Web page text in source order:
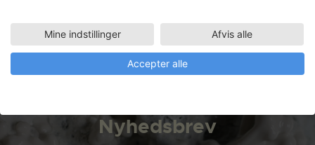
Nyhedsbrev
Mine indstillinger Afvis alle
Accepter alle